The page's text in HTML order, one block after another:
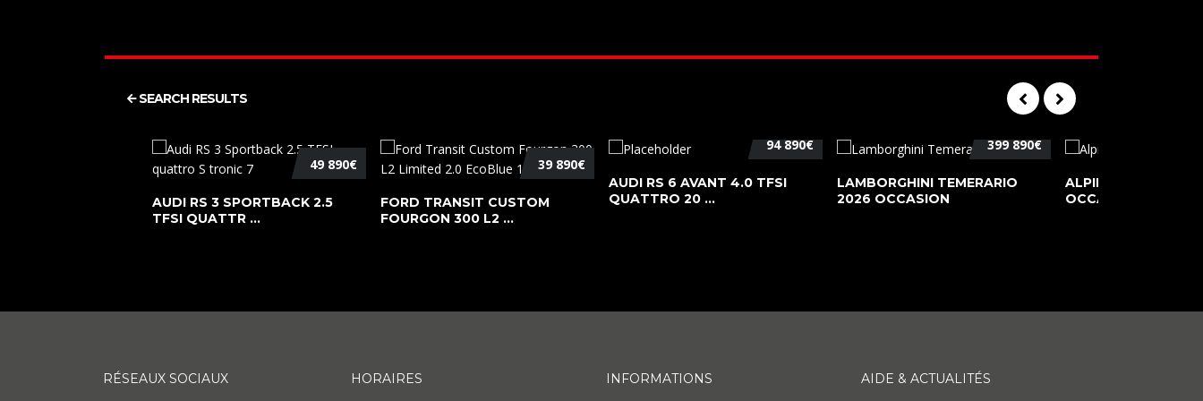
SEARCH RESULTS
49 890€
AUDI RS 3 SPORTBACK 2.5
TFSI QUATTR ...
39 890€
FORD TRANSIT CUSTOM
FOURGON 300 L2 ...
94 890€
AUDI RS 6 AVANT 4.0 TFSI
QUATTRO 20 ...
399 890€
LAMBORGHINI TEMERARIO
2026 OCCASION
ALPINE A110 PURE
OCCASION
RÉSEAUX SOCIAUX HORAIRES INFORMATIONS AIDE & ACTUALITÉS